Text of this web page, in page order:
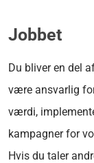
Jobbet
Du bliver en del
være ansvarlig
værdi,
kampagner for
Hvis du taler